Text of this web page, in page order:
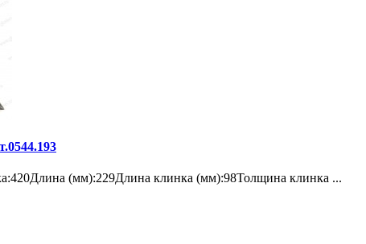
(мм):229Длина клинка (мм):98Толщина клинка ...